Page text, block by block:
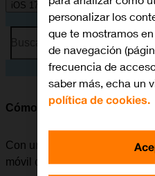
iOS 17
Busca por problema o tema
Cómo colocar la SIM
Con una tarjeta SIM se
móvil como, por ejemplo,
personalizar los
que te mostramos
de navegación
frecuencia de
saber más, echa un
política de cookies.